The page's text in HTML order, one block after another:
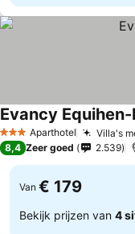
3 SterrenAparthotel Villa's
Evancy
8,4 Zeer goed 2.539
Van € 179
Bekijk prijzen van 4